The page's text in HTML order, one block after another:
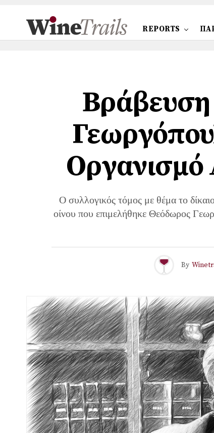
REPORTS
Βράβευση
Οργανισμό
Ο συλλογικός τόμος με θέμα το
οίνου που επιμελήθηκε Θεόδωρος
By